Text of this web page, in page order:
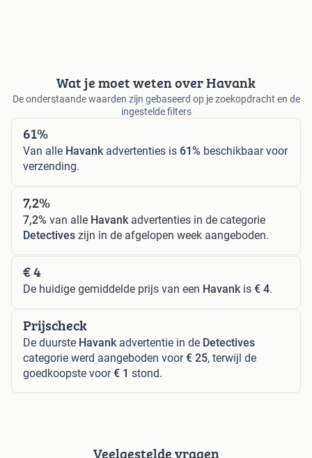
Wat je moet weten over Havank
De onderstaande waarden zijn gebaseerd op je zoekopdracht en de
ingestelde filters
61%
Van alle Havank advertenties is 61% beschikbaar voor
verzending.
7,2%
7,2% van alle Havank advertenties in de categorie
Detectives zijn in de afgelopen week aangeboden.
€ 4
De huidige gemiddelde prijs van een Havank is € 4.
Prijscheck
De duurste Havank advertentie in de Detectives
categorie werd aangeboden voor€ 25, terwijl de
goedkoopste voor€ 1 stond.
Veelgestelde vragen